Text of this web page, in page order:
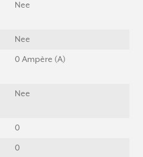
Nee
Nee
0 Ampère (A)
Nee
0
0